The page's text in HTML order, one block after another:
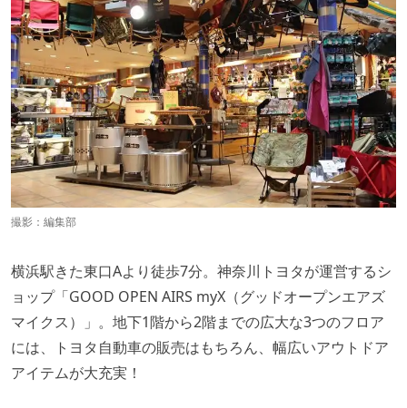
撮影：編集部
横浜駅きた東口Aより徒歩7分。神奈川トヨタが運営するシ
ョップ「GOOD OPEN AIRS myX（グッドオープンエアズ
マイクス）」。地下1階から2階までの広大な3つのフロア
には、トヨタ自動車の販売はもちろん、幅広いアウトドア
アイテムが大充実！